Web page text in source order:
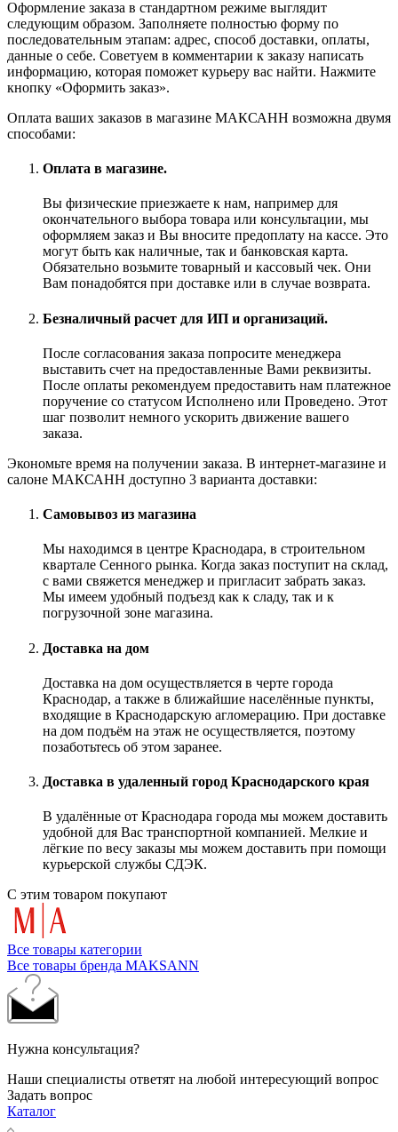
Оформление заказа в стандартном режиме выглядит
следующим образом. Заполняете полностью форму по
последовательным этапам: адрес, способ доставки, оплаты,
данные о себе. Советуем в комментарии к заказу написать
информацию, которая поможет курьеру вас найти. Нажмите
кнопку «Оформить заказ».
Оплата ваших заказов в магазине МАКСАНН возможна двумя
способами:
Оплата в магазине.
Вы физические приезжаете к нам, например для
окончательного выбора товара или консультации, мы
оформляем заказ и Вы вносите предоплату на кассе. Это
могут быть как наличные, так и банковская карта.
Обязательно возьмите товарный и кассовый чек. Они
Вам понадобятся при доставке или в случае возврата.
Безналичный расчет для ИП и организаций.
После согласования заказа попросите менеджера
выставить счет на предоставленные Вами реквизиты.
После оплаты рекомендуем предоставить нам платежное
поручение со статусом Исполнено или Проведено. Этот
шаг позволит немного ускорить движение вашего
заказа.
Экономьте время на получении заказа. В интернет-магазине и
салоне МАКСАНН доступно 3 варианта доставки:
Самовывоз из магазина
Мы находимся в центре Краснодара, в строительном
квартале Сенного рынка. Когда заказ поступит на склад,
с вами свяжется менеджер и пригласит забрать заказ.
Мы имеем удобный подъезд как к сладу, так и к
погрузочной зоне магазина.
Доставка на дом
Доставка на дом осуществляется в черте города
Краснодар, а также в ближайшие населённые пункты,
входящие в Краснодарскую агломерацию. При доставке
на дом подъём на этаж не осуществляется, поэтому
позаботьтесь об этом заранее.
Доставка в удаленный город Краснодарского края
В удалённые от Краснодара города мы можем доставить
удобной для Вас транспортной компанией. Мелкие и
лёгкие по весу заказы мы можем доставить при помощи
курьерской службы СДЭК.
С этим товаром покупают
Все товары категории
Все товары бренда MAKSANN
Нужна консультация?
Наши специалисты ответят на любой интересующий вопрос
Задать вопрос
Каталог